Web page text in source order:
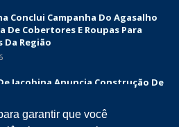
garantir que você
Conclui Campanha Do Agasalho
De Cobertores E Roupas Para
Região
Jacobina Anuncia Construção De
1,7 Milhão